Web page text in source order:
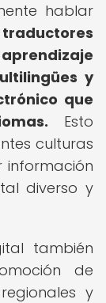
hablar
traductores
y
que
Esto
culturas
información
diverso y
también
de
y